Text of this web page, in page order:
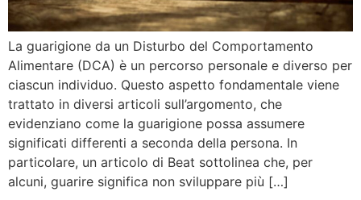
La guarigione da un Disturbo del Comportamento
Alimentare (DCA) è un percorso personale e diverso per
ciascun individuo. Questo aspetto fondamentale viene
trattato in diversi articoli sull’argomento, che
evidenziano come la guarigione possa assumere
significati differenti a seconda della persona. In
particolare, un articolo di Beat sottolinea che, per
alcuni, guarire significa non sviluppare più […]